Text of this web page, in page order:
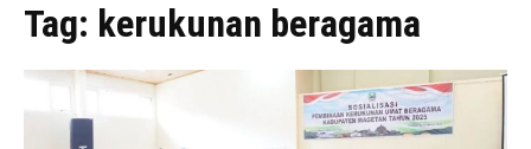
Tag: kerukunan beragama